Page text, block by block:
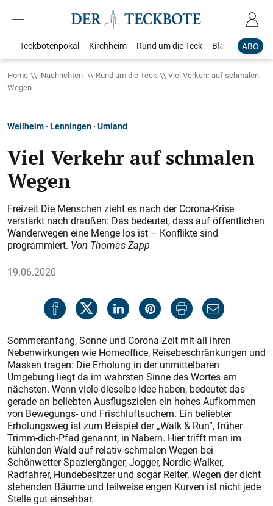
ABO
Teckbotenpokal Kirchheim Rund um die Teck Blaulicht
Home Nachrichten Rund um die Teck
Viel Verkehr auf schmalen
Wegen
Weilheim · Lenningen · Umland
Viel Verkehr auf schmalen
Wegen
Freizeit Die Menschen zieht es nach der Corona-Krise
verstärkt nach draußen: Das bedeutet, dass auf öffentlichen
Wanderwegen eine Menge los ist – Konflikte sind
programmiert. Von Thomas Zapp
19.06.2020
Sommeranfang, Sonne und Corona-Zeit mit all ihren
Nebenwirkungen wie Homeoffice, Reisebeschränkungen und
Masken tragen: Die Erholung in der unmittelbaren
Umgebung liegt da im wahrsten Sinne des Wortes am
nächsten. Wenn viele dieselbe Idee haben, bedeutet das
gerade an beliebten Ausflugszielen ein hohes Aufkommen
von Bewegungs- und Frischluftsuchern. Ein beliebter
Erholungsweg ist zum Beispiel der „Walk & Run“, früher
Trimm-dich-Pfad genannt, in Nabern. Hier trifft man im
kühlenden Wald auf relativ schmalen Wegen bei
Schönwetter Spaziergänger, Jogger, Nordic-Walker,
Radfahrer, Hundebesitzer und sogar Reiter. Wegen der dicht
stehenden Bäume und teilweise engen Kurven ist nicht jede
Stelle gut einsehbar.